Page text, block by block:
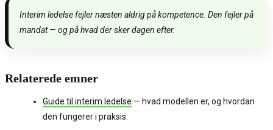
Interim ledelse fejler næsten aldrig på kompetence. Den fejler på
mandat — og på hvad der sker dagen efter.
Relaterede emner
Guide til interim ledelse — hvad modellen er, og hvordan
den fungerer i praksis.